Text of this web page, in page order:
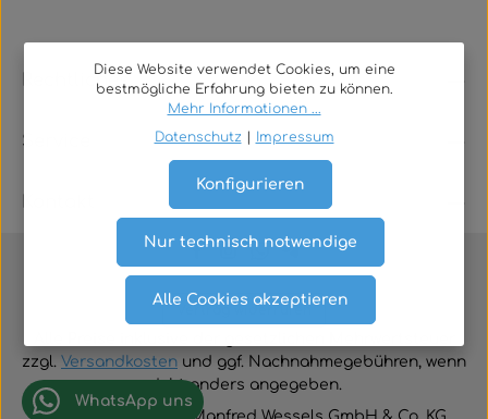
Rechtliches
Service
Vertrag widerrufen
zzgl. Versandkosten und ggf. Nachnahmegebühren, wenn
nicht anders angegeben.
WhatsApp uns
Diese Website verwendet Cookies, um eine
bestmögliche Erfahrung bieten zu können.
Mehr Informationen ...
Datenschutz
Impressum
Nur technisch notwendige
Konfigurieren
Alle Cookies akzeptieren